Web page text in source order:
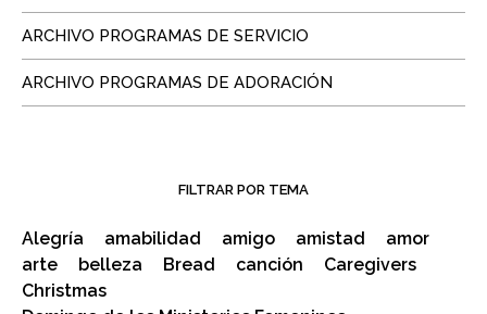
ARCHIVO PROGRAMAS DE SERVICIO
ARCHIVO PROGRAMAS DE ADORACIÓN
FILTRAR POR TEMA
Alegría amabilidad amigo amistad
amor
arte
belleza Bread canción
Caregivers
Christmas